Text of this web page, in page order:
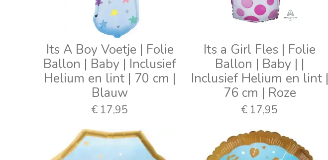
Its A Boy Voetje | Folie
Ballon | Baby | Inclusief
Helium en lint | 70 cm |
Blauw
€ 17,95
Its a Girl Fles | Folie
Ballon | Baby | |
Inclusief Helium en lint |
76 cm | Roze
€ 17,95